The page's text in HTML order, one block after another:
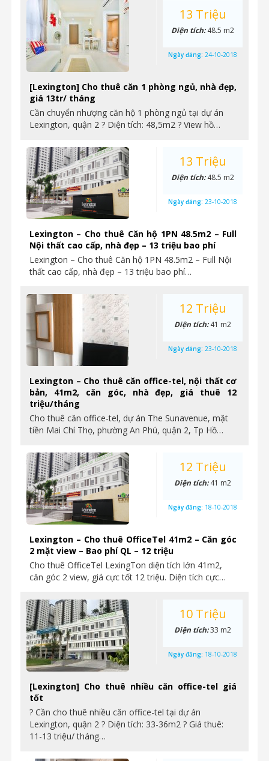
[Lexington] Cho thuê căn 1 phòng ngủ, nhà đẹp,
giá 13tr/ tháng
Cần chuyển nhượng căn hộ 1 phòng ngủ tại dự án
Lexington, quận 2 ? Diện tích: 48,5m2 ? View hồ…
13 Triệu
Diện tích:48.5 m2
Ngày đăng: 24-10-2018
Lexington – Cho thuê Căn hộ 1PN 48.5m2 – Full
Nội thất cao cấp, nhà đẹp – 13 triệu bao phí
Lexington – Cho thuê Căn hộ 1PN 48.5m2 – Full Nội
thất cao cấp, nhà đẹp – 13 triệu bao phí…
13 Triệu
Diện tích:48.5 m2
Ngày đăng: 23-10-2018
Lexington – Cho thuê căn office-tel, nội thất cơ
bản, 41m2, căn góc, nhà đẹp, giá thuê 12
triệu/tháng
Cho thuê căn office-tel, dự án The Sunavenue, mặt
tiền Mai Chí Thọ, phường An Phú, quận 2, Tp Hồ…
12 Triệu
Diện tích:41 m2
Ngày đăng: 23-10-2018
Lexington – Cho thuê OfficeTel 41m2 – Căn góc
2 mặt view – Bao phí QL – 12 triệu
Cho thuê OfficeTel LexingTon diện tích lớn 41m2,
căn góc 2 view, giá cực tốt 12 triệu. Diện tích cực…
12 Triệu
Diện tích:41 m2
Ngày đăng: 18-10-2018
[Lexington] Cho thuê nhiều căn office-tel giá
tốt
? Cần cho thuê nhiều căn office-tel tại dự án
Lexington, quận 2 ? Diện tích: 33-36m2 ? Giá thuê:
11-13 triệu/ tháng…
10 Triệu
Diện tích:33 m2
Ngày đăng: 18-10-2018